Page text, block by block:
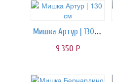
Мишка Артур | 130 см
9 350 руб.